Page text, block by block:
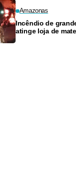
Amazonas
Incêndio de
atinge loja de